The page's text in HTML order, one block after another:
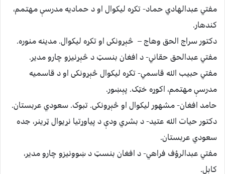
مفتي عبدالهادي حماد- تکړه ليکوال او د حماديه مدرسې مهتمم،
کندهار.
دکتور سراج الحق وهاج – څېړونکی او تکړه ليکوال. مدينه منوره.
مفتي عبدالحق حقاني- د افغان بنسټ د څېړنيزو چارو مدير.
مفتي حبيب الله قاسمي- تکړه ليکوال څېړونکی او د قاسميه
مدرسې مهتمم، اکوړه خټک. پېښور.
حامد افغان- مشهور ليکوال او څېړونکی. تبوک. سعودي عربستان.
دکتور حيات الله عتيد- د بشري ودې د پياوړتيا نړيوال ټرينر، جده
سعودي عربستان.
مفتي عبدالرؤف فراهي- د افغان بنسټ د ښوونيزو چارو مدير،
کابل.